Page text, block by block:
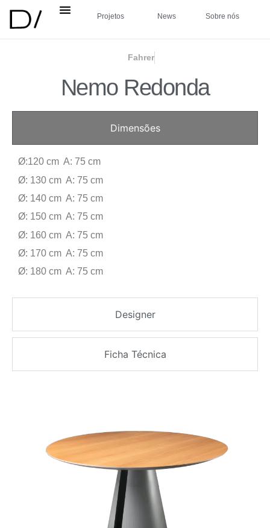
Projetos News Sobre nós
Fahrer
Nemo Redonda
Dimensões
Designer
Ficha Técnica
Ø:120 cm A: 75 cm
Ø: 130 cm A: 75 cm
Ø: 140 cm A: 75 cm
Ø: 150 cm A: 75 cm
Ø: 160 cm A: 75 cm
Ø: 170 cm A: 75 cm
Ø: 180 cm A: 75 cm